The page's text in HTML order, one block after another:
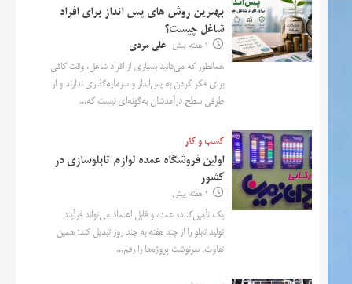
بهترین روش‌ های پس‌ انداز برای افراد
شاغل چیست؟
1 هفته پیش علی مردی
همانطور که می‌دانید بسیاری از افراد شاغل، وقت کافی
برای فکر کردن به پس‌انداز و سرمایه‌گذاری ندارند و از
طرفی سطح درآمدشان به‌گونه‌ای نیست که...
کسب و کار
اولین فروشگاه عمده لوازم تابلوسازی در
کشور
1 هفته پیش
یک تأمین‌کننده عمده و قابل اعتماد می‌تواند فرآیند
تولید تابلو را از چند هفته به چند روز تبدیل کند؛ همین
تفاوت، سرنوشت پروژه‌ها را رقم...